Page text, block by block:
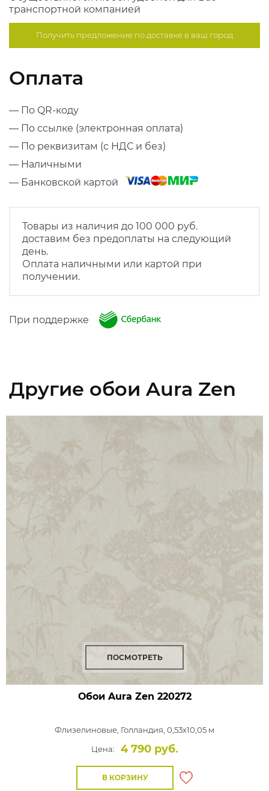
транспортной компанией
Получить предложение подоставке в ваш город
Оплата
— По QR-коду
— По ссылке (электронная оплата)
— По реквизитам (с НДС и без)
— Наличными
— Банковской картой
Товары из наличия до 100 000 руб.
доставим без предоплаты на следующий
день.
Оплата наличными или картой при
получении.
При поддержке
Другие обои Aura Zen
ПОСМОТРЕТЬ
Обои Aura Zen 220272
Флизелиновые, Голландия, 0,53x10,05 м
Цена:
4 790 руб.
В КОРЗИНУ